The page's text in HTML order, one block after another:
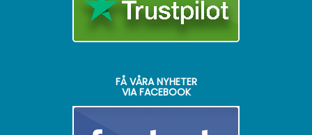
FÅ VÅRA NYHETER
VIA FACEBOOK